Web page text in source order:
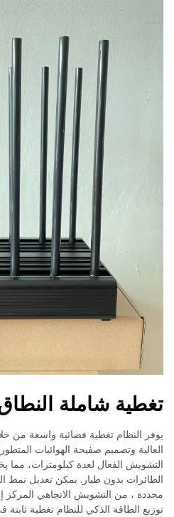
تغطية شاملة
يوفر النظام تغطية فضائية واسعة من
العالية وتصميم صفيحة الهوائيات
التشويش الفعال لعدة كيلومترات، مما
الطائرات بدون طيار. يمكن تعديل نمط
توزيع الطاقة الذكي للنظام تغطية ثابتة